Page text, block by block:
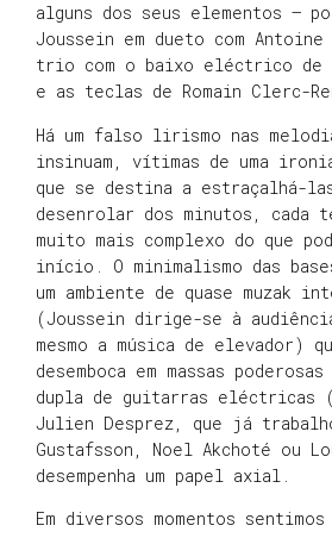
alguns dos seus elementos –
Joussein em dueto com
trio com o baixo eléctrico de
e as teclas de Romain Clerc-
Há um falso lirismo nas
insinuam, vítimas de uma
que se destina a estraçalhá-
desenrolar dos minutos, cada
muito mais complexo do que
início. O minimalismo das
um ambiente de quase muzak
(Joussein dirige-se à
mesmo a música de elevador)
desemboca em massas
dupla de guitarras eléctricas
Julien Desprez, que já
Gustafsson, Noel Akchoté ou
desempenha um papel axial.
Em diversos momentos